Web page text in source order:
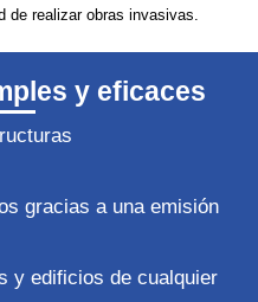
realizar obras invasivas.
y eficaces
gracias a una emisión
y edificios de cualquier